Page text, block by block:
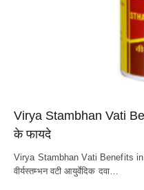
Virya Stambhan Vati
के फायदे
Virya Stambhan Vati Benefits in
वीर्यस्तम्भन वटी आयुर्वेदिक दवा…